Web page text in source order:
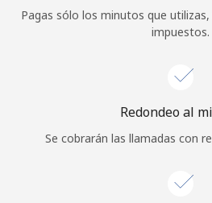
Iniciar
Pagas sólo los minutos que
impuestos.
Redondeo al
Se cobrarán las llamadas con